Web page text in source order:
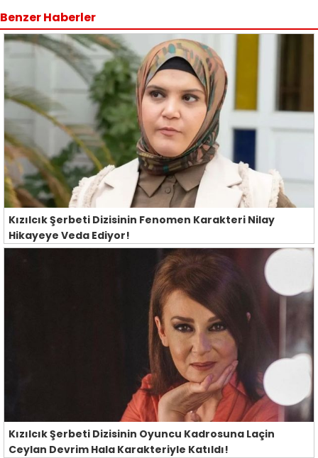
Benzer Haberler
Kızılcık Şerbeti Dizisinin Fenomen Karakteri Nilay
Hikayeye Veda Ediyor!
Kızılcık Şerbeti Dizisinin Oyuncu Kadrosuna Laçin
Ceylan Devrim Hala Karakteriyle Katıldı!